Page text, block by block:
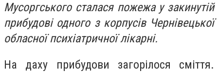
Мусоргського сталася пожежа у закинутій
прибудові одного з корпусів Чернівецької
обласної психіатричної лікарні.
На даху прибудови загорілося сміття.